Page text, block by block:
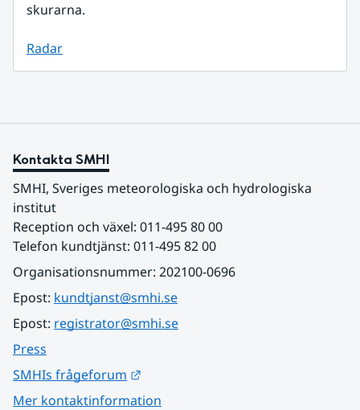
skurarna.
Radar
Kontakta SMHI
SMHI, Sveriges meteorologiska och hydrologiska
institut
Reception och växel: 011-495 80 00
Telefon kundtjänst: 011-495 82 00
Organisationsnummer: 202100-0696
Epost: kundtjanst@smhi.se
Epost: registrator@smhi.se
Press
SMHIs frågeforum
Mer kontaktinformation